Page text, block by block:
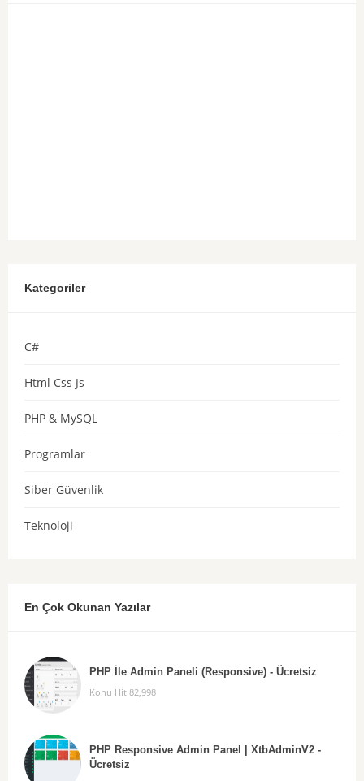
Kategoriler
C#
Html Css Js
PHP & MySQL
Programlar
Siber Güvenlik
Teknoloji
En Çok Okunan Yazılar
PHP İle Admin Paneli (Responsive) - Ücretsiz
Konu Hit 82,998
PHP Responsive Admin Panel | XtbAdminV2 -
Ücretsiz